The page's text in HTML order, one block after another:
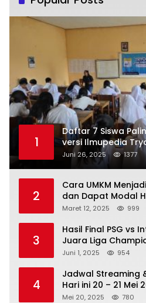
1
Daftar 7 Siswa
versi Ilmupedia
Juni 26, 2025 1377
2
Cara UMKM
dan Dapat Modal
Maret 12, 2025 999
3
Hasil Final PSG vs
Juara Liga
Nerazzurri
Juni 1, 2025 954
4
Jadwal Streaming
Hari ini 20 – 21 Mei
vs Bournemouth
Mei 20, 2025 780